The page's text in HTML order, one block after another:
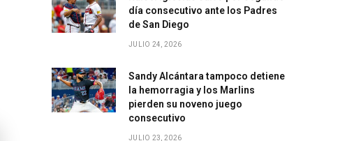
día consecutivo ante los Padres
de San Diego
JULIO 24, 2026
Sandy Alcántara tampoco detiene
la hemorragia y los Marlins
pierden su noveno juego
consecutivo
JULIO 23, 2026